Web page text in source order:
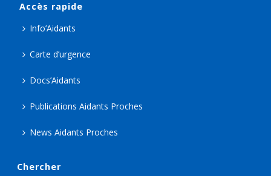
Accès rapide
Info’Aidants
Carte d’urgence
Docs’Aidants
Publications Aidants Proches
News Aidants Proches
Chercher